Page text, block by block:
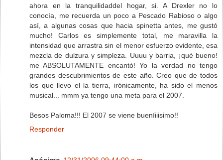
ahora en la tranquilidaddel hogar, si. A Drexler no lo
conocía, me recuerda un poco a Pescado Rabioso o algo
así, a algunas cosas que hacia spinetta antes, me gustó
mucho! Carlos es simplemente total, me maravilla la
intensidad que arrastra sin el menor esfuerzo evidente, esa
mezcla de dulzura y simpleza. Uuuu y barria, ¡qué bueno!
me ABSOLUTAMENTE encantó! Yo la verdad no tengo
grandes descubrimientos de este año. Creo que de todos
los que llevo el la tierra, irónicamente, ha sido el menos
musical... mmm ya tengo una meta para el 2007.
Besos Paloma!!! El 2007 se viene bueníiiisimo!!
Responder